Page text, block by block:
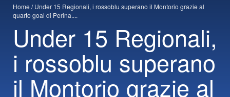
Home
Under 15 Regionali, i rossoblu superano il Montorio grazie al
quarto goal di Perina....
Under 15 Regionali,
i rossoblu superano
il Montorio grazie al